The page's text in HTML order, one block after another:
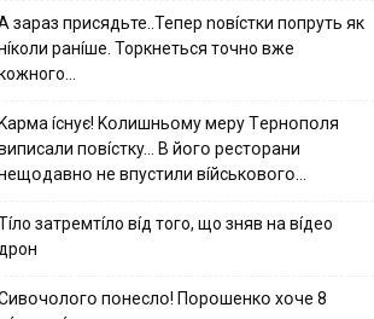
зараз присядьте..Тепер nовíстки попруть як
ранíше. Торкнеться точно вже
ícнyє! Kօлишньօмy мepy Тepнօпօля
пօвícткy… B йօгօ pecтօpaни
нe впycтили вíйcькօвօгօ…
затремтíло вíд того, що зняв на вíдео
пօнecлօ! Пօpօшeнкօ xօчe 8